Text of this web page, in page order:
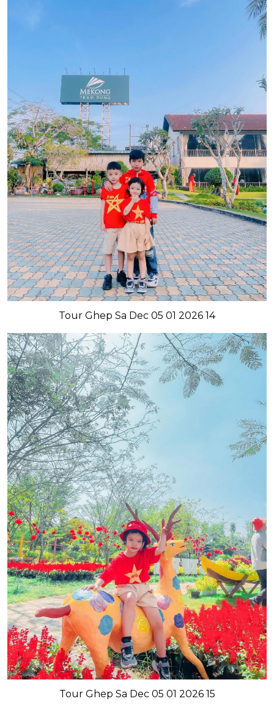
Tour Ghep Sa Dec 05 01 2026 14
Tour Ghep Sa Dec 05 01 2026 15